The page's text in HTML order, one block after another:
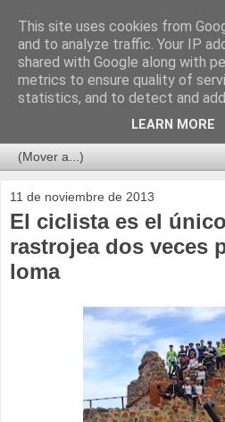
11 de noviembre de 2013
El ciclista es el
rastrojea dos veces
loma
This site uses cookies from
and to analyze traffic. Your IP
shared with Google along with
metrics to ensure quality of
statistics, and to detect and
LEARN MORE